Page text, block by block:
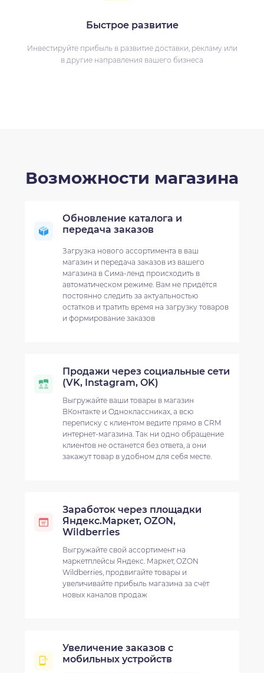
Быстрое развитие
Инвестируйте прибыль в развитие доставки, рекламу или
в другие направления вашего бизнеса
Возможности магазина
Обновление каталога и
передача заказов
Загрузка нового ассортимента в ваш
магазин и передача заказов из вашего
магазина в Сима-ленд происходить в
автоматическом режиме. Вам не придётся
постоянно следить за актуальностью
остатков и тратить время на загрузку товаров
и формирование заказов
Продажи через социальные сети
(VK, Instagram, OK)
Выгружайте ваши товары в магазин
ВКонтакте и Одноклассниках, а всю
переписку с клиентом ведите прямо в CRM
интернет-магазина. Так ни одно обращение
клиентов не останется без ответа, а они
закажут товар в удобном для себя месте.
Заработок через площадки
Яндекс.Маркет, OZON,
Wildberries
Выгружайте свой ассортимент на
маркетплейсы Яндекс. Маркет, OZON
Wildberries, продвигайте товары и
увеличивайте прибыль магазина за счёт
новых каналов продаж
Увеличение заказов с
мобильных устройств